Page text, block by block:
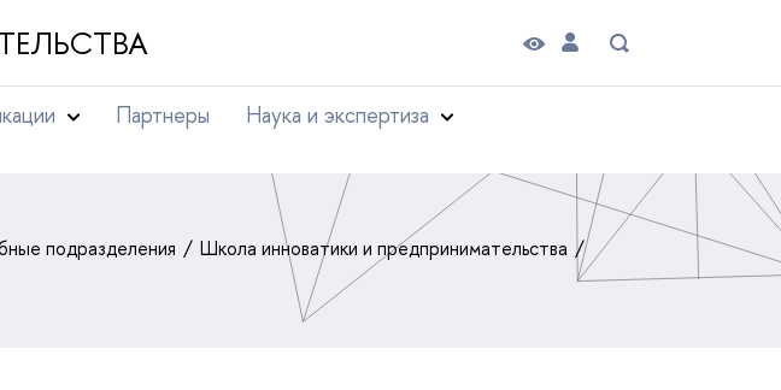
Партнеры
Наука и экспертиза
подразделения
Школа инноватики и предпринимательства